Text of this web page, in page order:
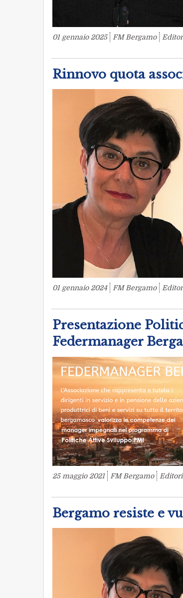
01 gennaio 2025 FM Bergamo
Rinnovo quota
01 gennaio 2024 FM Bergamo
Presentazione
Federmanager
25 maggio 2021 FM Bergamo
Bergamo resiste e